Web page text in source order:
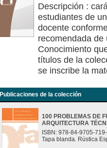
Descripción :
estudiantes de
docente
recomendada
Conocimiento
títulos de la
se inscribe la
Publicaciones de la colección
100 PROBLEMAS DE
ARQUITECTURA
ISBN: 978-84-9705-
Tapa blanda. Rústica